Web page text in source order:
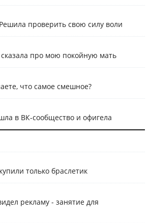
проверить свою силу воли
про мою покойную мать
что самое смешное?
в ВК-сообщество и офигела
только браслетик
рекламу - занятие для